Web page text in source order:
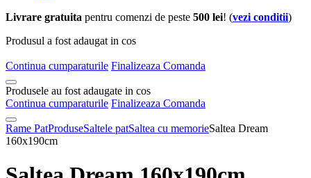
Livrare gratuita pentru comenzi de peste 500 lei! (vezi conditii)
Produsul a fost adaugat in cos
Continua cumparaturile Finalizeaza Comanda
Produsele au fost adaugate in cos
Continua cumparaturile Finalizeaza Comanda
Rame PatProduseSaltele patSaltea cu memorieSaltea Dream
160x190cm